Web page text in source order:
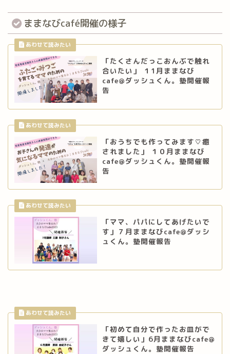
ままなびcafé開催の様子
「たくさんだっこおんぶで触れ
合いたい」 １1月ままなび
cafe@ダッシュくん。塾開催報
告
「おうちでも作ってみます♡癒
されました」 １０月ままなび
cafe@ダッシュくん。塾開催報
告
「ママ、パパにしてあげたいで
す」７月ままなびcafe@ダッシ
ュくん。塾開催報告
「初めて自分で作ったお皿がで
きて嬉しい」6月ままなびcafe@
ダッシュくん。塾開催報告